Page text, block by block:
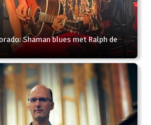
Shaman blues met Ralph de